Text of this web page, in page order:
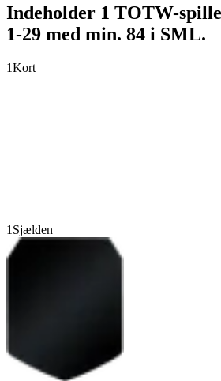
Indeholder 1 TOTW-
1-29 med min. 84 i SML.
1Kort
1 Sjælden